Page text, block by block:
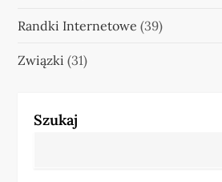
Randki Internetowe (39)
Związki (31)
Szukaj